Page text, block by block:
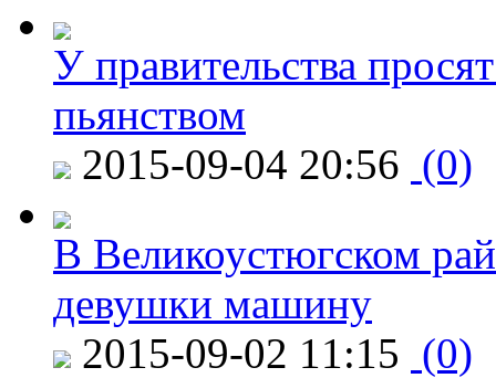
У правительства
пьянством
2015-09-04 20:56 (0)
В Великоустюгском
девушки машину
2015-09-02 11:15 (0)